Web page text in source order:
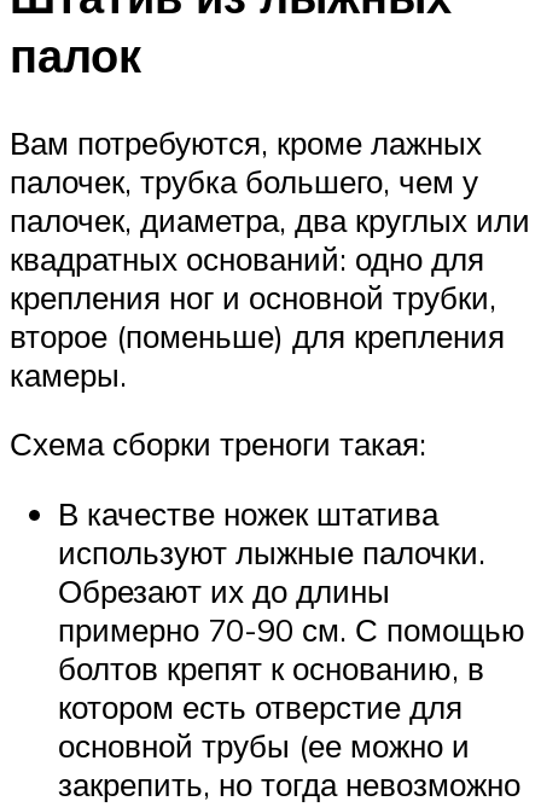
палок
Вам потребуются, кроме лажных
палочек, трубка большего, чем у
палочек, диаметра, два круглых или
квадратных оснований: одно для
крепления ног и основной трубки,
второе (поменьше) для крепления
камеры.
Схема сборки треноги такая:
В качестве ножек штатива
используют лыжные палочки.
Обрезают их до длины
примерно 70-90 см. С помощью
болтов крепят к основанию, в
котором есть отверстие для
основной трубы (ее можно и
закрепить, но тогда невозможно